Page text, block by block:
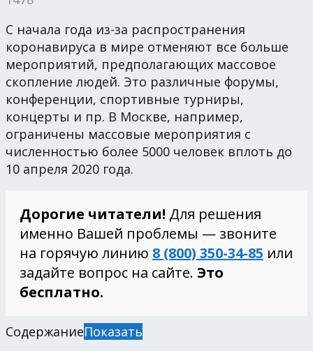
С начала года из-за распространения
коронавируса в мире отменяют все больше
мероприятий, предполагающих массовое
скопление людей. Это различные форумы,
конференции, спортивные турниры,
концерты и пр. В Москве, например,
ограничены массовые мероприятия с
численностью более 5000 человек вплоть до
10 апреля 2020 года.
Дорогие читатели! Для решения
именно Вашей проблемы — звоните
на горячую линию 8 (800) 350-34-85 или
задайте вопрос на сайте. Это
бесплатно.
СодержаниеПоказать